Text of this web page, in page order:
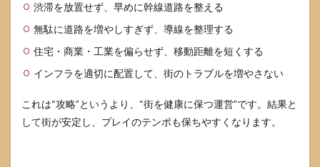
渋滞を放置せず、早めに幹線道路を整える
無駄に道路を増やしすぎず、導線を整理する
住宅・商業・工業を偏らせず、移動距離を短くする
インフラを適切に配置して、街のトラブルを増やさない
これは“攻略”というより、“街を健康に保つ運営”です。結果と
して街が安定し、プレイのテンポも保ちやすくなります。